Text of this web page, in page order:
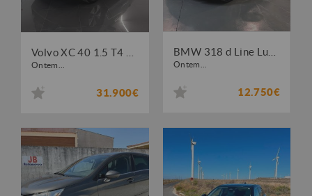
Ontem...
31.900€
Ontem...
12.750€